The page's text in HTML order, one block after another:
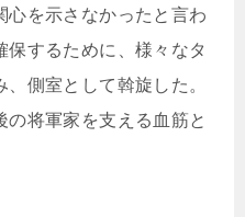
心を示さなかったと言わ
するために、様々なタ
側室として斡旋した。
将軍家を支える血筋と